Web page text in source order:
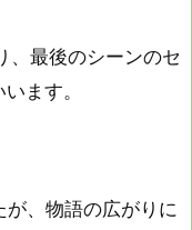
、最後のシーンのセ
ます。
、物語の広がりに